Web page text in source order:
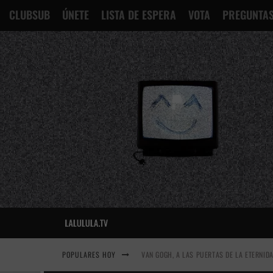
CLUBSUB ÚNETE LISTA DE ESPERA VOTA
POPULARES HOY VAN GOGH, A LAS PUERTAS DE LA